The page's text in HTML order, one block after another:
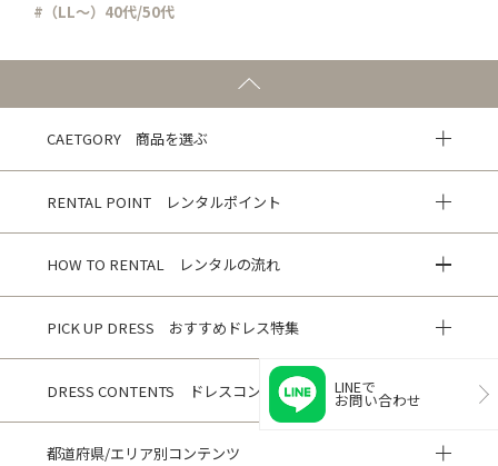
#（LL～）40代/50代
CAETGORY 商品を選ぶ
RENTAL POINT レンタルポイント
HOW TO RENTAL レンタルの流れ
PICK UP DRESS おすすめドレス特集
DRESS CONTENTS ドレスコンテンツ
都道府県/エリア別コンテンツ
LINEで
お問い合わせ